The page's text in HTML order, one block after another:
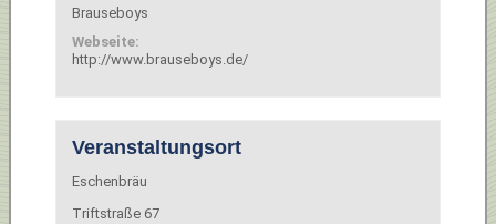
Brauseboys
Webseite:
http://www.brauseboys.de/
Veranstaltungsort
Eschenbräu
Triftstraße 67